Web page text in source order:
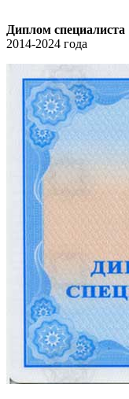
Диплом специалиста
2014-2024 года